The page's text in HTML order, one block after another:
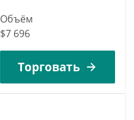
Объём
$7 696
Торговать